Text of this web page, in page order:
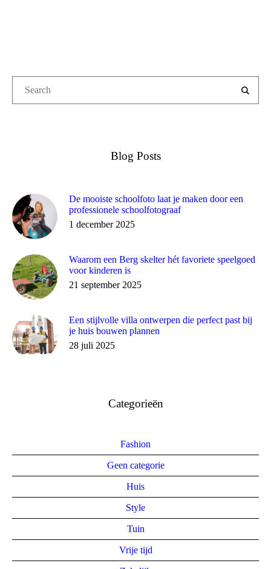
Blog Posts
De mooiste schoolfoto laat je maken door een
professionele schoolfotograaf
1 december 2025
Waarom een Berg skelter hét favoriete speelgoed
voor kinderen is
21 september 2025
Een stijlvolle villa ontwerpen die perfect past bij
je huis bouwen plannen
28 juli 2025
Categorieën
Fashion
Geen categorie
Huis
Style
Tuin
Vrije tijd